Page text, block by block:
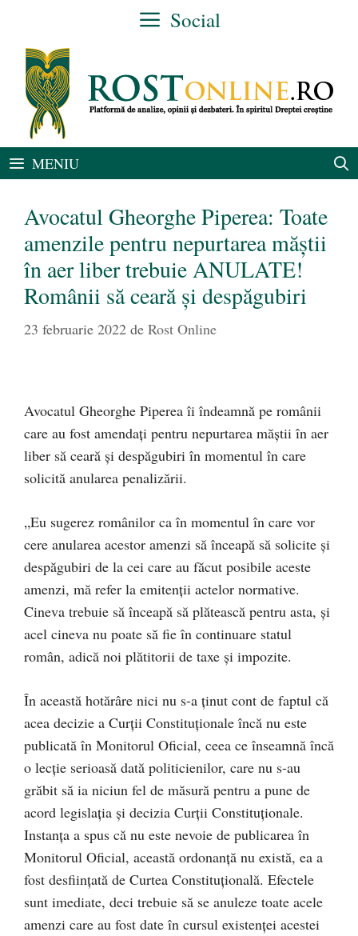
conținut
Social
MENIU
Avocatul Gheorghe Piperea: Toate
amenzile pentru nepurtarea măștii
în aer liber trebuie ANULATE!
Românii să ceară și despăgubiri
23 februarie 2022 de Rost Online
Avocatul Gheorghe Piperea îi îndeamnă pe românii
care au fost amendați pentru nepurtarea măștii în aer
liber să ceară și despăgubiri în momentul în care
solicită anularea penalizării.
„Eu sugerez românilor ca în momentul în care vor
cere anularea acestor amenzi să înceapă să solicite și
despăgubiri de la cei care au făcut posibile aceste
amenzi, mă refer la emitenții actelor normative.
Cineva trebuie să înceapă să plătească pentru asta, și
acel cineva nu poate să fie în continuare statul
român, adică noi plătitorii de taxe și impozite.
În această hotărâre nici nu s-a ținut cont de faptul că
acea decizie a Curții Constituționale încă nu este
publicată în Monitorul Oficial, ceea ce înseamnă încă
o lecție serioasă dată politicienilor, care nu s-au
grăbit să ia niciun fel de măsură pentru a pune de
acord legislația și decizia Curții Constituționale.
Instanța a spus că nu este nevoie de publicarea în
Monitorul Oficial, această ordonanță nu există, ea a
fost desființată de Curtea Constituțională. Efectele
sunt imediate, deci trebuie să se anuleze toate acele
amenzi care au fost date în cursul existenței acestei